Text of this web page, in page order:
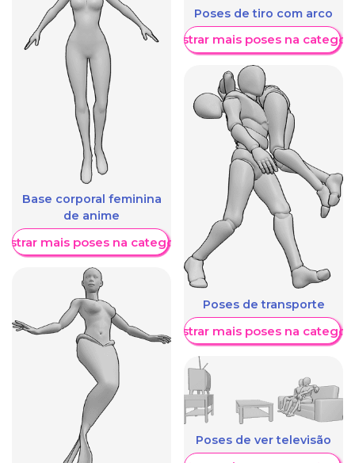
Base corporal feminina
de anime
mais poses na categoria
Poses de tiro com arco
Mostrar mais poses na
Poses de transporte
Mostrar mais poses na
Poses de ver televisão